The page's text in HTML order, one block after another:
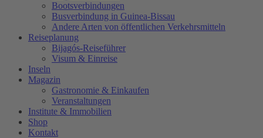
Bootsverbindungen
Busverbindung in Guinea-Bissau
Andere Arten von öffentlichen Verkehrsmitteln
Reiseplanung
Bijagós-Reiseführer
Visum & Einreise
Inseln
Magazin
Gastronomie & Einkaufen
Veranstaltungen
Institute & Immobilien
Shop
Kontakt